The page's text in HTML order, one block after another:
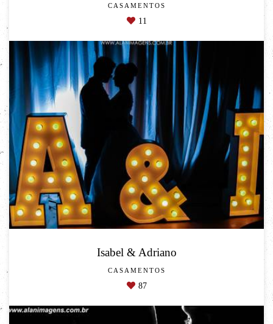
CASAMENTOS
11
Isabel & Adriano
CASAMENTOS
87